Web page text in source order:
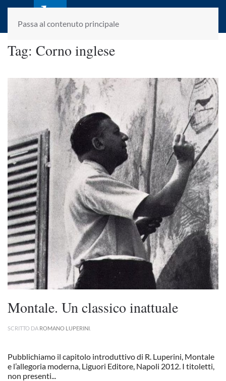
Passa al contenuto principale
laletteraturaenoi.it
fondato da Romano Luperini
Tag: Corno inglese
Montale. Un classico inattuale
SCRITTO DA ROMANO LUPERINI
Pubblichiamo il capitolo introduttivo di R. Luperini, Montale
e l’allegoria moderna, Liguori Editore, Napoli 2012. I titoletti,
non presenti...